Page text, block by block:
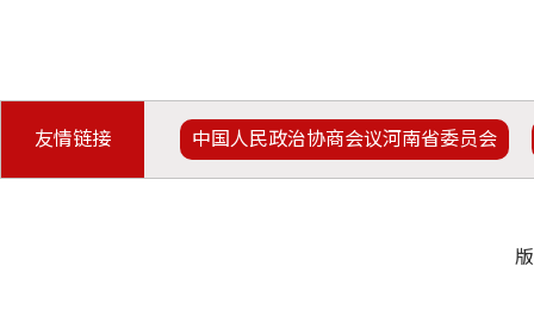
友情链接 中国人民政治协商会议河南省委员会